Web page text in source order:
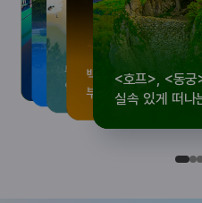
<호프>, <동궁> 여운 따라🎬
실속 있게 떠나는 해남 여행
로컬 감성 수집!
전국 로컬 기념품숍 3곳⭐
우리말이 더 재미있어지는
세종 한글 여행
숲길부터 천년 고찰까지!
마음에 쉼을 더하는 부안
뚜벅이 여행자 주목🚶
양양 1박 2일 코스
백제의 숨결을 따라,
부여에서 만나는 여름
<호프>, <동궁
실속 있게 떠나
로컬 감
전국 로
우
세